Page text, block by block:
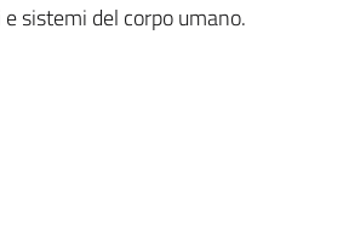
sistemi del corpo umano.